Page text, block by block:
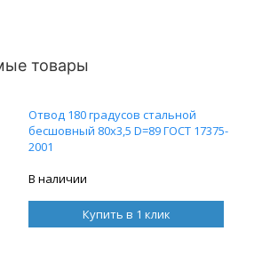
товары
Отвод 180 градусов стальной
бесшовный 80x3,5 D=89 ГОСТ 17375-
2001
В наличии
Купить в 1 клик